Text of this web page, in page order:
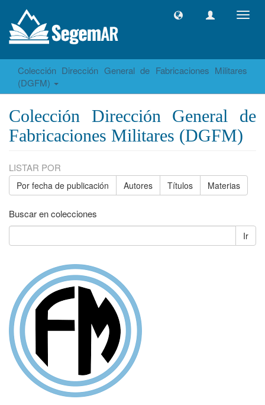
Colección Dirección General de Fabricaciones Militares
(DGFM)
Colección Dirección General de
Fabricaciones Militares (DGFM)
LISTAR POR
Por fecha de publicación Autores Títulos Materias
Buscar en colecciones
Ir